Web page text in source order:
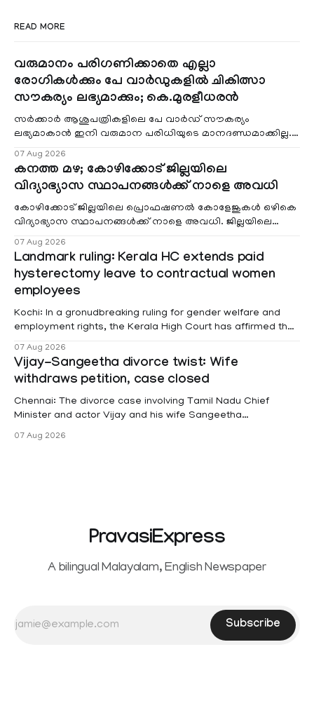
READ MORE
വരുമാനം പരിഗണിക്കാതെ എല്ലാ
രോഗികൾക്കും പേ വാർഡുകളിൽ ചികിത്സാ
സൗകര്യം ലഭ്യമാക്കും; കെ.മുരളീധരൻ
സർക്കാർ ആശുപത്രികളിലെ പേ വാർഡ് സൗകര്യം
ലഭ്യമാകാൻ ഇനി വരുമാന പരിധിയുടെ മാനദണ്ഡമാക്കില്ല.
07 Aug 2026
കനത്ത മഴ; കോഴിക്കോട് ജില്ലയിലെ
വിദ്യാഭ്യാസ സ്ഥാപനങ്ങൾക്ക് നാളെ അവധി
കോഴിക്കോട് ജില്ലയിലെ പ്രൊഫഷണൽ കോളേജുകൾ ഒഴികെ
വിദ്യാഭ്യാസ സ്ഥാപനങ്ങൾക്ക് നാളെ അവധി. ജില്ലയിലെ
07 Aug 2026
Landmark ruling: Kerala HC extends paid
hysterectomy leave to contractual women
employees
Kochi: In a gronudbreaking ruling for gender welfare and
employment rights, the Kerala High Court has affirmed that
projects are eligible for paid medical leave following
hysterectomy surgery under the Kerala Service Rules
(KSR). The court noted that since essential benefits like
maternity
07 Aug 2026
Vijay-Sangeetha divorce twist: Wife
withdraws petition, case closed
Chennai: The divorce case involving Tamil Nadu Chief
Minister and actor Vijay and his wife Sangeetha
Sowrnalingam has taken a new turn after Sangeetha
07 Aug 2026
PravasiExpress
A bilingual Malayalam, English Newspaper
Subscribe